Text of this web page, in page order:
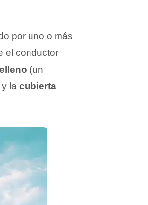
por uno o más
el conductor
(un
la cubierta